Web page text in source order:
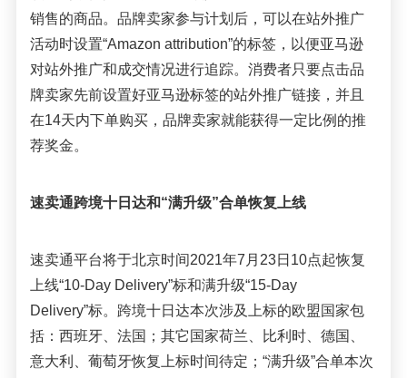
销售的商品。品牌卖家参与计划后，可以在站外推广
活动时设置“Amazon attribution”的标签，以便亚马逊
对站外推广和成交情况进行追踪。 消费者只要点击品
牌卖家先前设置好亚马逊标签的站外推广链接，并且
在14天内下单购买，品牌卖家就能获得一定比例的推
荐奖金。
速卖通跨境十日达和“满升级”合单恢复上线
速卖通平台将于北京时间2021年7月23日10点起恢复
上线“10-Day Delivery”标和满升级“15-Day
Delivery”标。 跨境十日达本次涉及上标的欧盟国家包
括：西班牙、法国；其它国家荷兰、比利时、德国、
意大利、葡萄牙恢复上标时间待定；“满升级”合单本次